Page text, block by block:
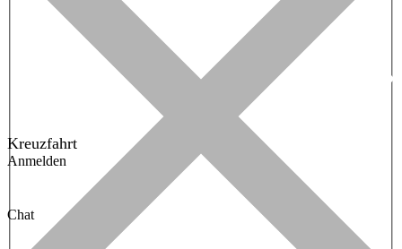
Kreuzfahrt
Anmelden
Chat